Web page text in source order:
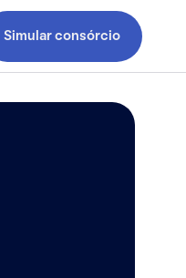
Simular consórcio